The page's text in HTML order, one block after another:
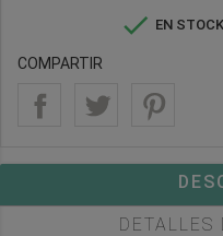
 EN STOCK
COMPARTIR
DETALLES